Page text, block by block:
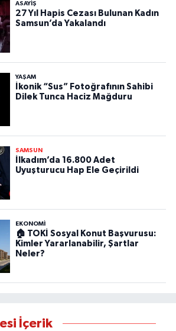
ASAYIŞ
27 Yıl Hapis Cezası Bulunan Kadın
Samsun’da Yakalandı
YAŞAM
İkonik “Sus” Fotoğrafının Sahibi
Dilek Tunca Haciz Mağduru
SAMSUN
İlkadım’da 16.800 Adet
Uyuşturucu Hap Ele Geçirildi
EKONOMİ
🏠 TOKİ Sosyal Konut Başvurusu:
Kimler Yararlanabilir, Şartlar
Neler?
İçerik